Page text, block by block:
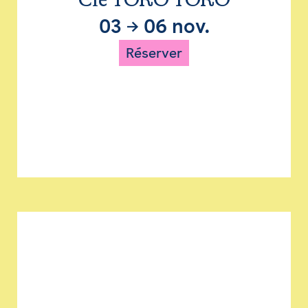
03 → 06 nov.
Réserver